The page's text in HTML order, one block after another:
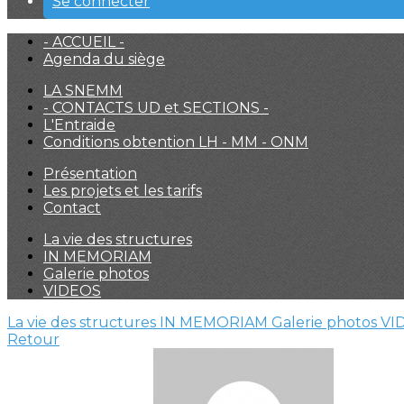
- ACCUEIL -
Agenda du siège
LA SNEMM
- CONTACTS UD et SECTIONS -
L'Entraide
Conditions obtention LH - MM - ONM
Présentation
Les projets et les tarifs
Contact
La vie des structures
IN MEMORIAM
Galerie photos
VIDEOS
La vie des structures IN MEMORIAM Galerie photos
Retour